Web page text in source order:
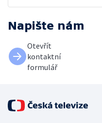
Napište nám
Otevřít
kontaktní
formulář